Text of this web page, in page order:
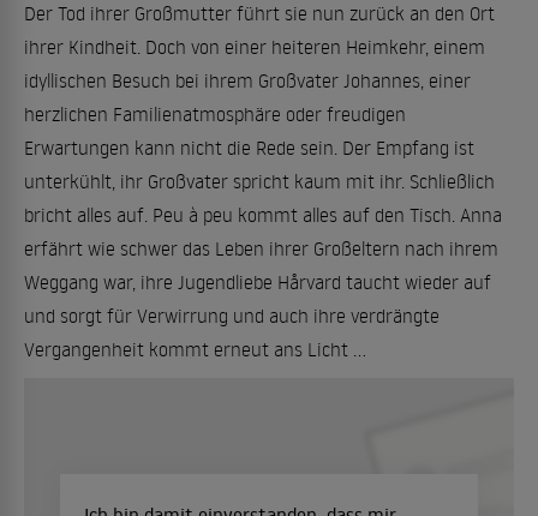
Der Tod ihrer Großmutter führt sie nun zurück an den Ort
ihrer Kindheit. Doch von einer heiteren Heimkehr, einem
idyllischen Besuch bei ihrem Großvater Johannes, einer
herzlichen Familienatmosphäre oder freudigen
Erwartungen kann nicht die Rede sein. Der Empfang ist
unterkühlt, ihr Großvater spricht kaum mit ihr. Schließlich
bricht alles auf. Peu à peu kommt alles auf den Tisch. Anna
erfährt wie schwer das Leben ihrer Großeltern nach ihrem
Weggang war, ihre Jugendliebe Hårvard taucht wieder auf
und sorgt für Verwirrung und auch ihre verdrängte
Vergangenheit kommt erneut ans Licht ...